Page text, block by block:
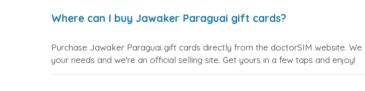
Where can I buy Jawaker Paraguai gift cards?
Purchase Jawaker Paraguai gift cards directly from the doctorSIM website.
your needs and we're an official selling site. Get yours in a few taps and enjoy!